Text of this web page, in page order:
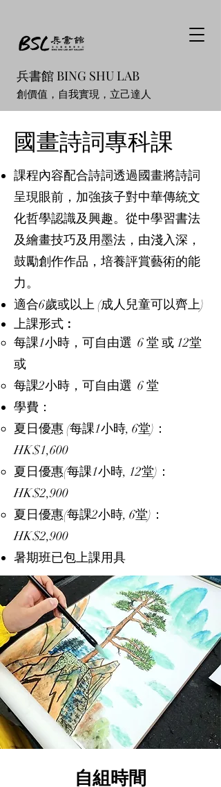
兵書館 BING SHU LAB
創價值，自我實現，立己達人
國畫詩詞專科課
課程內容配合詩詞透過國畫將詩詞
呈現眼前，加強孩子對中華傳統文
化哲學認識及興趣。從中學習書法
及繪畫技巧及用墨法，由淺入深，
鼓勵創作作品，培養評賞藝術的能
力。
適合6歲或以上 (成人兒童可以齊上)
​上課形式︰​​
每課1小時，可自由選 6 堂 或 12堂
或
每課2小時，可自由選 6 堂
學費：
夏日優惠 (每課1小時, 6堂)：
HK$1,600
夏日優惠(每課1小時, 12堂)：
HK$2,900
夏日優惠(每課2小時, 6堂)：
HK$2,900
暑期班已包上課用具
自組時間